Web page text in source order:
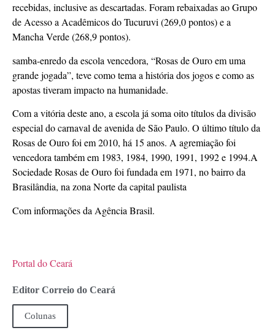
recebidas, inclusive as descartadas. Foram rebaixadas ao Grupo
de Acesso a Acadêmicos do Tucuruvi (269,0 pontos) e a
Mancha Verde (268,9 pontos).
samba-enredo da escola vencedora, “Rosas de Ouro em uma
grande jogada”, teve como tema a história dos jogos e como as
apostas tiveram impacto na humanidade.
Com a vitória deste ano, a escola já soma oito títulos da divisão
especial do carnaval de avenida de São Paulo. O último título da
Rosas de Ouro foi em 2010, há 15 anos. A agremiação foi
vencedora também em 1983, 1984, 1990, 1991, 1992 e 1994.A
Sociedade Rosas de Ouro foi fundada em 1971, no bairro da
Brasilândia, na zona Norte da capital paulista
Com informações da Agência Brasil.
Portal do Ceará
Editor Correio do Ceará
Colunas